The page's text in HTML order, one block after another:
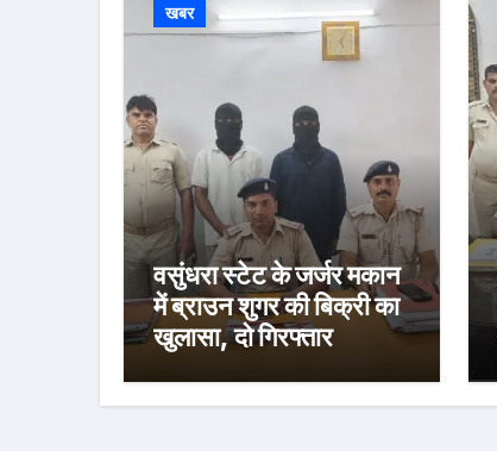
खबर
वसुंधरा स्टेट के जर्जर मकान
में ब्राउन शुगर की बिक्री का
खुलासा, दो गिरफ्तार